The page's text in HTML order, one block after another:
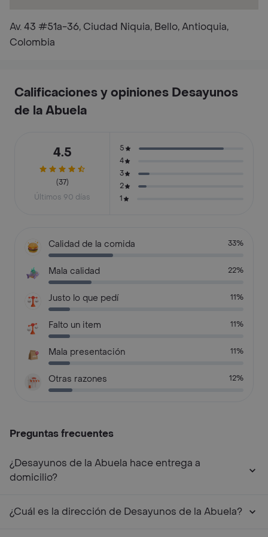
Av. 43 #51a-36, Ciudad Niquia, Bello, Antioquia,
Colombia
Calificaciones y opiniones Desayunos
de la Abuela
4.5
(37)
Últimos 90 días
5
4
3
2
1
Calidad de la comida 33%
Mala calidad 22%
Justo lo que pedí 11%
Falto un item 11%
Mala presentación 11%
Otras razones 12%
Preguntas frecuentes
¿Desayunos de la Abuela hace entrega a
domicilio?
¿Cuál es la dirección de Desayunos de la Abuela?